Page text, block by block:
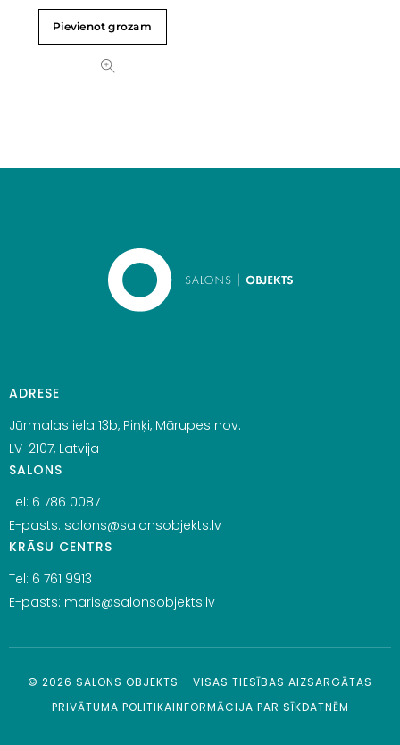
Pievienot grozam
ADRESE
Jūrmalas iela 13b, Piņķi, Mārupes nov.
LV-2107, Latvija
SALONS
Tel: 6 786 0087
E-pasts: salons@salonsobjekts.lv
KRĀSU CENTRS
Tel: 6 761 9913
E-pasts: maris@salonsobjekts.lv
© 2026 SALONS OBJEKTS - VISAS TIESĪBAS AIZSARGĀTAS
PRIVĀTUMA POLITIKAINFORMĀCIJA PAR SĪKDATNĒM